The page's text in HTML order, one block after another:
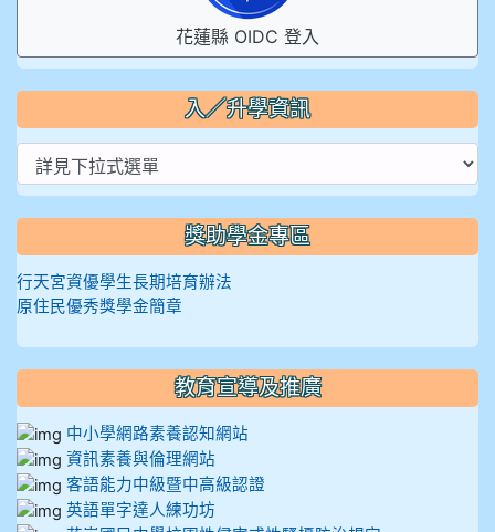
花蓮縣 OIDC 登入
入／升學資訊
獎助學金專區
行天宮資優學生長期培育辦法
原住民優秀獎學金簡章
教育宣導及推廣
中小學網路素養認知網站
資訊素養與倫理網站
客語能力中級暨中高級認證
英語單字達人練功坊